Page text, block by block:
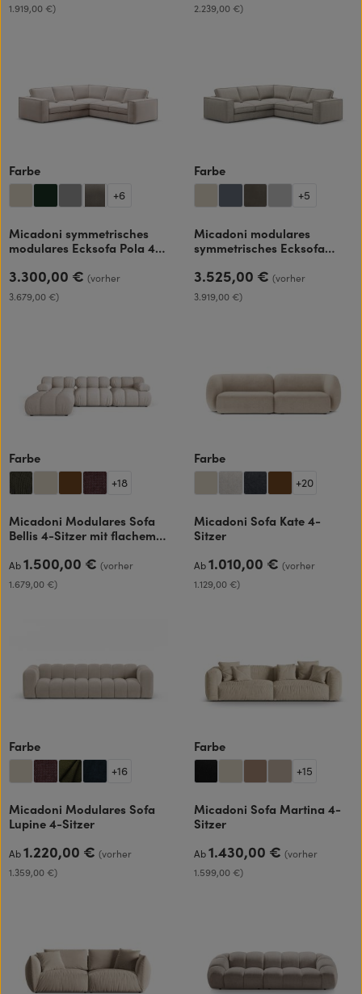
1.919,00 €) 2.239,00 €)
Farbeauswählen
+6
Micadoni symmetrisches
modulares Ecksofa Pola 4-
Regulärer Preis:
3.300,00 €(vorher
3.679,00 €)
Farbeauswählen
+5
Micadoni modulares
symmetrisches Ecksofa
Pola 4-Sitzer
Regulärer Preis:
3.525,00 €(vorher
3.919,00 €)
Farbeauswählen
+18
Micadoni Modulares Sofa
Bellis 4-Sitzer mit flachem
Regulärer Preis:
Ab1.500,00 €(vorher
1.679,00 €)
Farbeauswählen
+20
Micadoni Sofa Kate 4-
Sitzer
Regulärer Preis:
Ab1.010,00 €(vorher
1.129,00 €)
Farbeauswählen
+16
Micadoni Modulares Sofa
Lupine 4-Sitzer
Regulärer Preis:
Ab1.220,00 €(vorher
1.359,00 €)
Farbeauswählen
+15
Micadoni Sofa Martina 4-
Sitzer
Regulärer Preis:
Ab1.430,00 €(vorher
1.599,00 €)